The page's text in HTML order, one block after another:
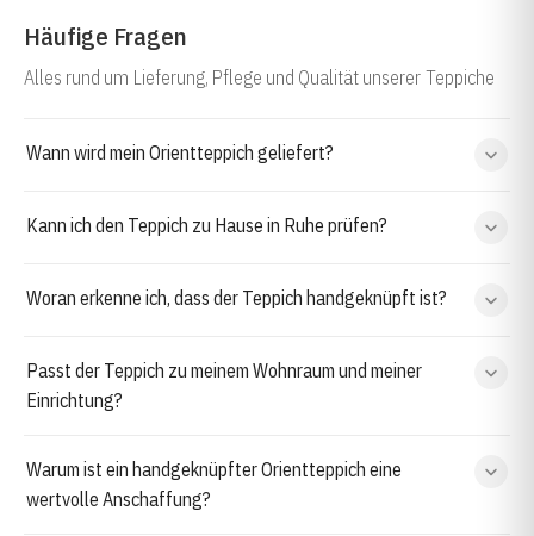
Häufige Fragen
Alles rund um Lieferung, Pflege und Qualität unserer Teppiche
Wann wird mein Orientteppich geliefert?
Kann ich den Teppich zu Hause in Ruhe prüfen?
Woran erkenne ich, dass der Teppich handgeknüpft ist?
Passt der Teppich zu meinem Wohnraum und meiner
Einrichtung?
Warum ist ein handgeknüpfter Orientteppich eine
wertvolle Anschaffung?